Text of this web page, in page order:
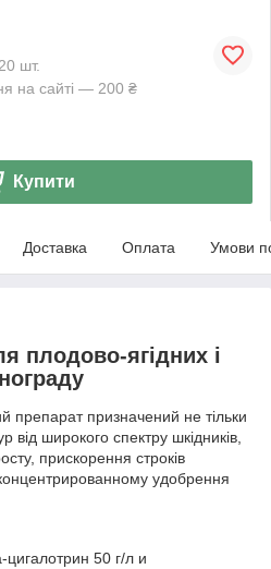
шт.
на сайті — 200 ₴
Купити
Доставка Оплата Умови
плодово-ягідних і
препарат призначений не тільки
від широкого спектру шкідників,
прискорення строків
удобрення
50 г/л и